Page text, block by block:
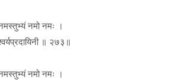
नमो नमः ।
॥ २७३॥
नमो नमः ।